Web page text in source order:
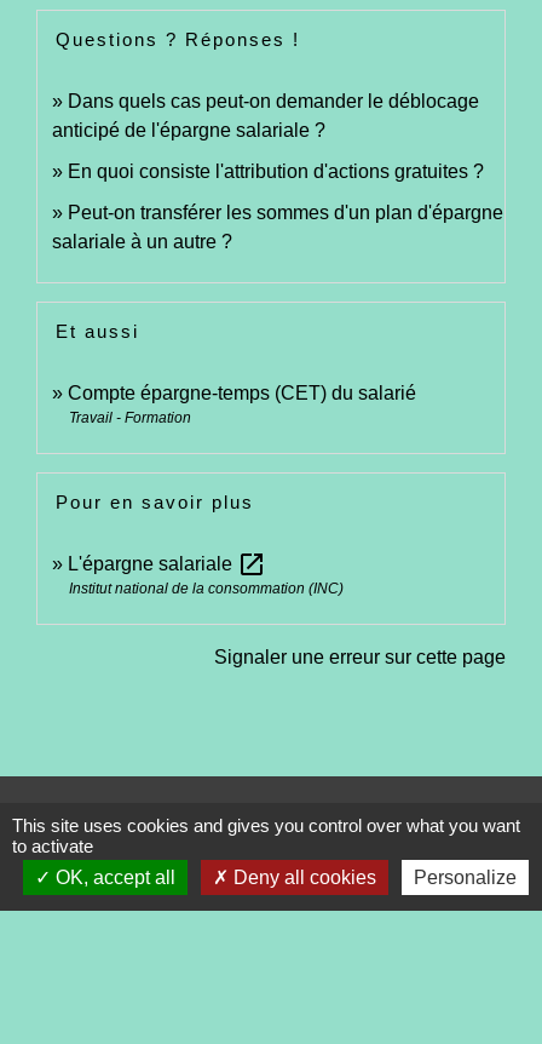
Questions ? Réponses !
Dans quels cas peut-on demander le déblocage
anticipé de l'épargne salariale ?
En quoi consiste l'attribution d'actions gratuites ?
Peut-on transférer les sommes d'un plan d'épargne
salariale à un autre ?
Et aussi
Compte épargne-temps (CET) du salarié
Travail - Formation
Pour en savoir plus
L'épargne salariale open_in_new
Institut national de la consommation (INC)
Signaler une erreur sur cette page
Contacts
2 place du Bourg
22410 Tréveneuc - FRANCE
This site uses cookies and gives you control over what you want
to activate
OK, accept all
Deny all cookies Personalize